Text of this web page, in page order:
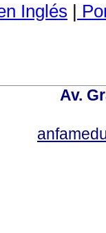
Inglés
Av.